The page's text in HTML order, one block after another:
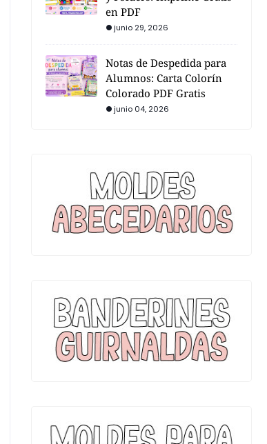
en PDF
junio 29, 2026
Notas de Despedida para
Alumnos: Carta Colorín
Colorado PDF Gratis
junio 04, 2026